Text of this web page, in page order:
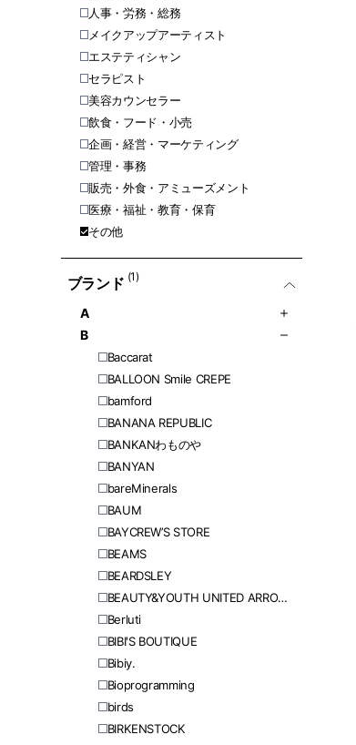
人事・労務・総務
メイクアップアーティスト
エステティシャン
セラピスト
美容カウンセラー
飲食・フード・小売
企画・経営・マーケティング
管理・事務
販売・外食・アミューズメント
医療・福祉・教育・保育
その他
ブランド (1)
A
B
Baccarat
BALLOON Smile CREPE
bamford
BANANA REPUBLIC
BANKANわものや
BANYAN
bareMinerals
BAUM
BAYCREW’S STORE
BEAMS
BEARDSLEY
BEAUTY&YOUTH UNITED ARROWS
Berluti
BIBI'S BOUTIQUE
Bibiy.
Bioprogramming
birds
BIRKENSTOCK